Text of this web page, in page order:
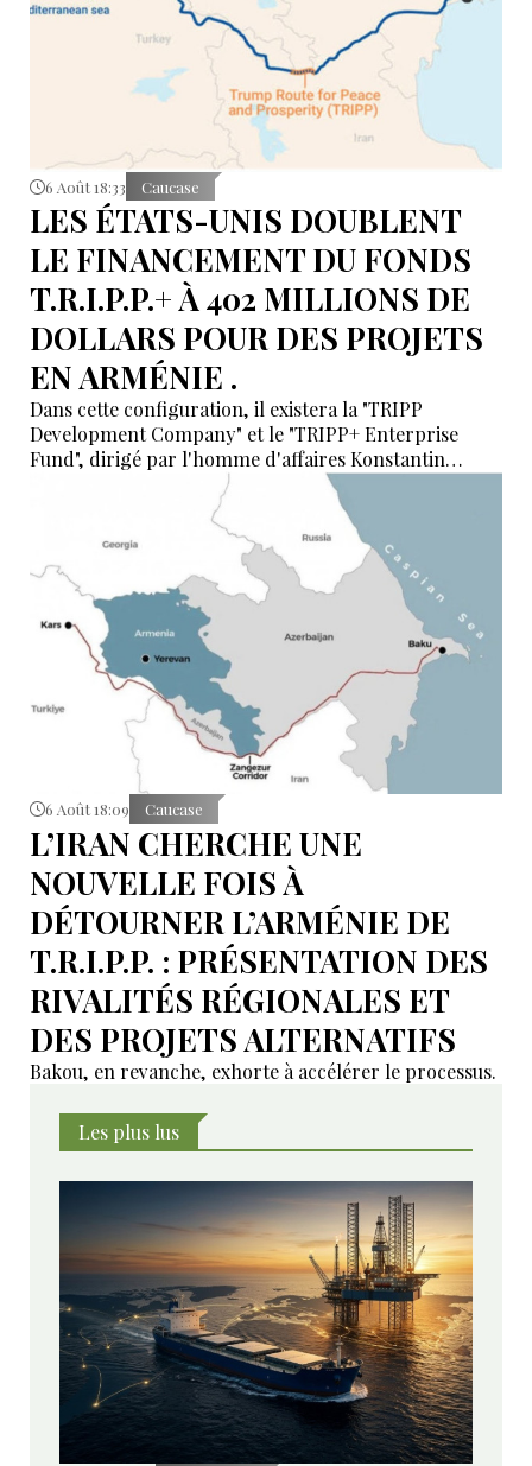
6 Août 18:33 Caucase
LES ÉTATS-UNIS DOUBLENT
LE FINANCEMENT DU FONDS
T.R.I.P.P.+ À 402 MILLIONS DE
DOLLARS POUR DES PROJETS
EN ARMÉNIE .
Dans cette configuration, il existera la "TRIPP
Development Company" et le "TRIPP+ Enterprise
Fund", dirigé par l'homme d'affaires Konstantin
6 Août 18:09 Caucase
L’IRAN CHERCHE UNE
NOUVELLE FOIS À
DÉTOURNER L’ARMÉNIE DE
T.R.I.P.P. : PRÉSENTATION DES
RIVALITÉS RÉGIONALES ET
DES PROJETS ALTERNATIFS
Bakou, en revanche, exhorte à accélérer le processus.
Les plus lus